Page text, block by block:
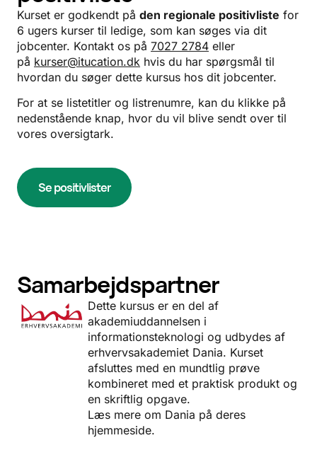
Kurset er godkendt på den regionale positivliste for
6 ugers kurser til ledige, som kan søges via dit
jobcenter. Kontakt os på 7027 2784 eller
på kurser@itucation.dk hvis du har spørgsmål til
hvordan du søger dette kursus hos dit jobcenter.
For at se listetitler og listrenumre, kan du klikke på
nedenstående knap, hvor du vil blive sendt over til
vores oversigtark.
Se positivlister
Samarbejdspartner
Dette kursus er en del af
akademiuddannelsen i
informationsteknologi og udbydes af
erhvervsakademiet Dania. Kurset
afsluttes med en mundtlig prøve
kombineret med et praktisk produkt og
en skriftlig opgave.
Læs mere om Dania på deres
hjemmeside.